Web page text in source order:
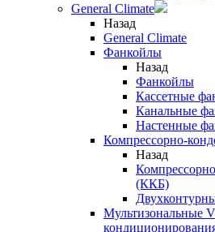
General Climate
Назад
General Climate
Фанкойлы
Назад
Фанкойлы
Кассетные
Канальные
Настенные
Компрессорно-
Назад
(ККБ)
Мультизональные